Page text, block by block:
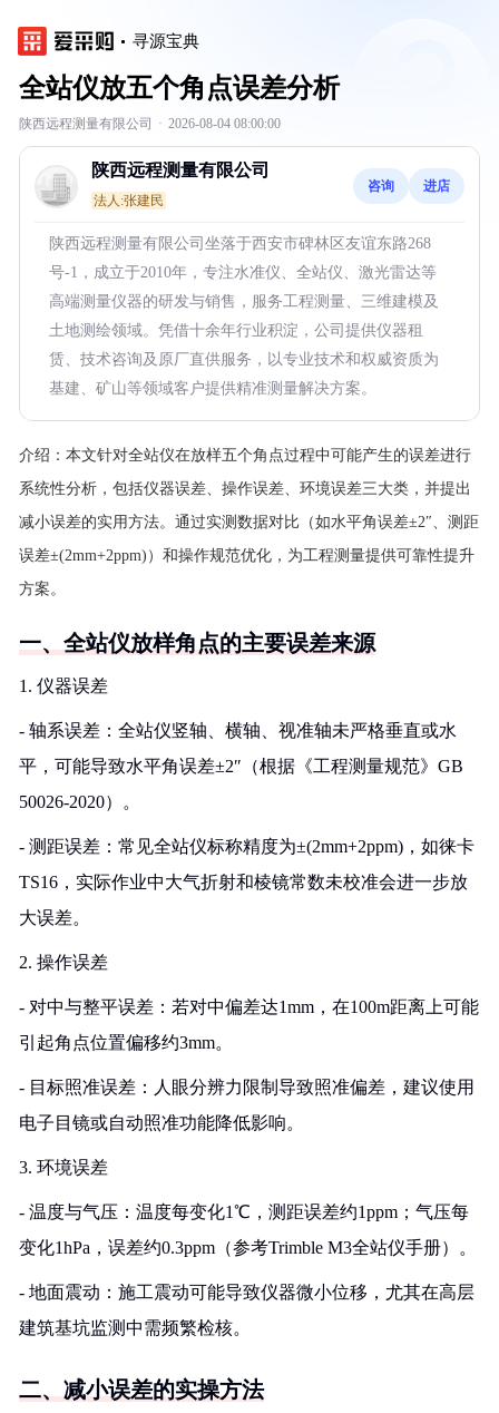
寻源宝典
全站仪放五个角点误差分析
陕西远程测量有限公司 · 2026-08-04 08:00:00
陕西远程测量有限公司
法人:张建民
咨询 进店
陕西远程测量有限公司坐落于西安市碑林区友谊东路268
号-1，成立于2010年，专注水准仪、全站仪、激光雷达等
高端测量仪器的研发与销售，服务工程测量、三维建模及
土地测绘领域。凭借十余年行业积淀，公司提供仪器租
赁、技术咨询及原厂直供服务，以专业技术和权威资质为
基建、矿山等领域客户提供精准测量解决方案。
介绍： 本文针对全站仪在放样五个角点过程中可能产生的误差进行
系统性分析，包括仪器误差、操作误差、环境误差三大类，并提出
减小误差的实用方法。通过实测数据对比（如水平角误差±2″、测距
误差±(2mm+2ppm)）和操作规范优化，为工程测量提供可靠性提升
方案。
一、全站仪放样角点的主要误差来源
1. 仪器误差
- 轴系误差：全站仪竖轴、横轴、视准轴未严格垂直或水
平，可能导致水平角误差±2″（根据《工程测量规范》GB
50026-2020）。
- 测距误差：常见全站仪标称精度为±(2mm+2ppm)，如徕卡
TS16，实际作业中大气折射和棱镜常数未校准会进一步放
大误差。
2. 操作误差
- 对中与整平误差：若对中偏差达1mm，在100m距离上可能
引起角点位置偏移约3mm。
- 目标照准误差：人眼分辨力限制导致照准偏差，建议使用
电子目镜或自动照准功能降低影响。
3. 环境误差
- 温度与气压：温度每变化1℃，测距误差约1ppm；气压每
变化1hPa，误差约0.3ppm（参考Trimble M3全站仪手册）。
- 地面震动：施工震动可能导致仪器微小位移，尤其在高层
建筑基坑监测中需频繁检核。
二、减小误差的实操方法